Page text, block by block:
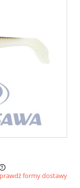
formy dostawy